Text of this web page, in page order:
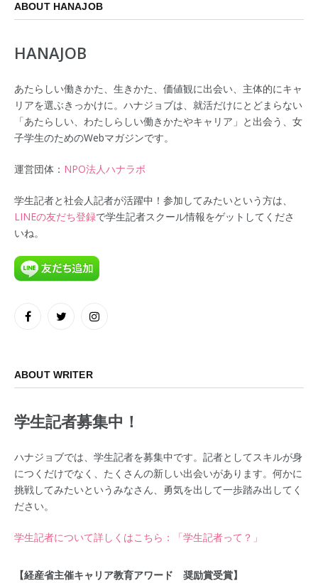
ABOUT HANAJOB
HANAJOB
あたらしい働きかた、生きかた、価値観に出会い、主体的にキャ
リアを選ぶきっかけに。ハナジョブは、就活だけにとどまらない
「あたらしい、わたしらしい働きかたやキャリア」と出会う、女
子学生のためのWebマガジンです。
運営団体： NPO法人ハナラボ
学生記者と社会人記者が活躍中！参加してみたいという方は、
LINEの友だち登録で学生記者スクール情報をゲットしてくださ
いね。
FacebookTwitter Instagram
ABOUT WRITER
学生記者募集中！
ハナジョブでは、学生記者を募集中です。記者としてスキルが身
につくだけでなく、たくさんの新しい出会いがあります。何かに
挑戦してみたいというみなさん、勇気を出して一歩踏み出してく
ださい。
学生記者について詳しくはこちら：「学生記者って？」
【経産省主催キャリア教育アワード 奨励賞受賞】